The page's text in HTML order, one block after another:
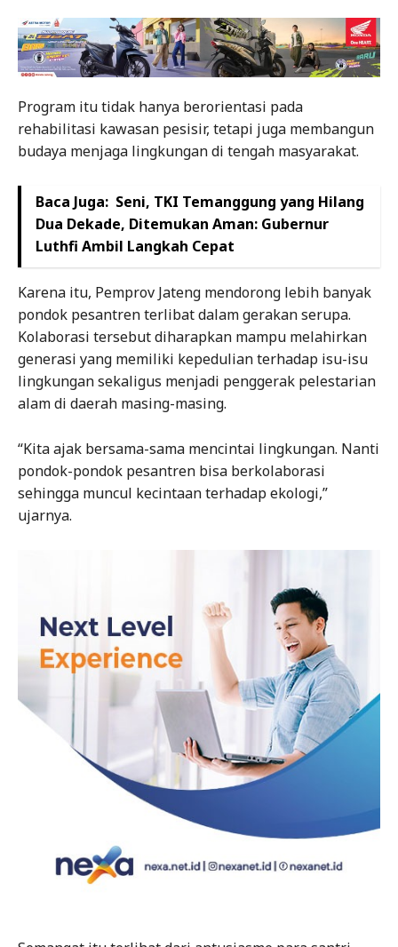
Program itu tidak hanya berorientasi pada
rehabilitasi kawasan pesisir, tetapi juga membangun
budaya menjaga lingkungan di tengah masyarakat.
Baca Juga: Seni, TKI Temanggung yang Hilang
Dua Dekade, Ditemukan Aman: Gubernur
Luthfi Ambil Langkah Cepat
Karena itu, Pemprov Jateng mendorong lebih banyak
pondok pesantren terlibat dalam gerakan serupa.
Kolaborasi tersebut diharapkan mampu melahirkan
generasi yang memiliki kepedulian terhadap isu-isu
lingkungan sekaligus menjadi penggerak pelestarian
alam di daerah masing-masing.
“Kita ajak bersama-sama mencintai lingkungan. Nanti
pondok-pondok pesantren bisa berkolaborasi
sehingga muncul kecintaan terhadap ekologi,”
ujarnya.